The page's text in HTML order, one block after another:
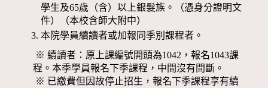
學生及65歲（含）以上銀髮族。（憑身分證明文
件）（本校含師大附中）
本院學員續讀者或加報同季別課程者。
※ 續讀者：原上課編號開頭為1042，報名1043課
程。本季學員報名下季課程，中間沒有間斷。
※ 已繳費但因故停止招生，報名下季課程享有續